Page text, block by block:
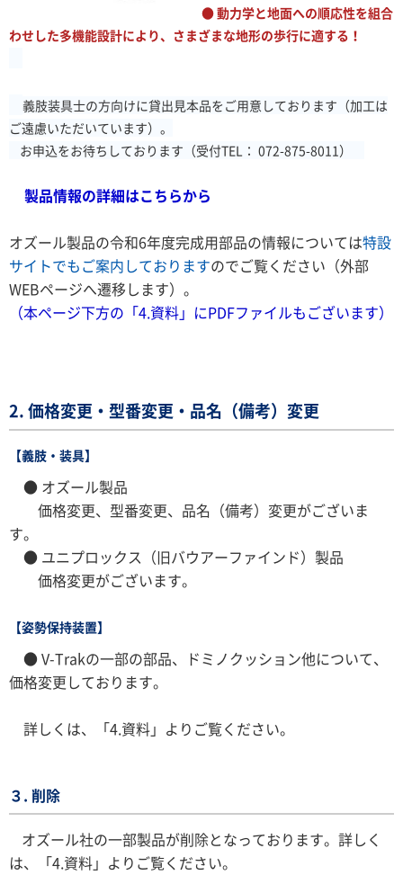
● 動力学と地面への順応性を組合
わせした多機能設計により、さまざまな地形の歩行に適する！
義肢装具士の方向けに貸出見本品をご用意しております（加工は
ご遠慮いただいています）。
お申込をお待ちしております（受付TEL： 072-875-8011）
製品情報の詳細はこちらから
オズール製品の令和6年度完成用部品の情報については特設
サイトでもご案内しておりますのでご覧ください（外部
WEBページへ遷移します）。
（本ページ下方の「4.資料」にPDFファイルもございます）
2. 価格変更・型番変更・品名（備考）変更
【義肢・装具】
● オズール製品
価格変更、型番変更、品名（備考）変更がございま
す。
● ユニプロックス（旧バウアーファインド）製品
価格変更がございます。
【姿勢保持装置】
● V-Trakの一部の部品、ドミノクッション他について、
価格変更しております。
詳しくは、「4.資料」よりご覧ください。
３. 削除
オズール社の一部製品が削除となっております。詳しく
は、「4.資料」よりご覧ください。